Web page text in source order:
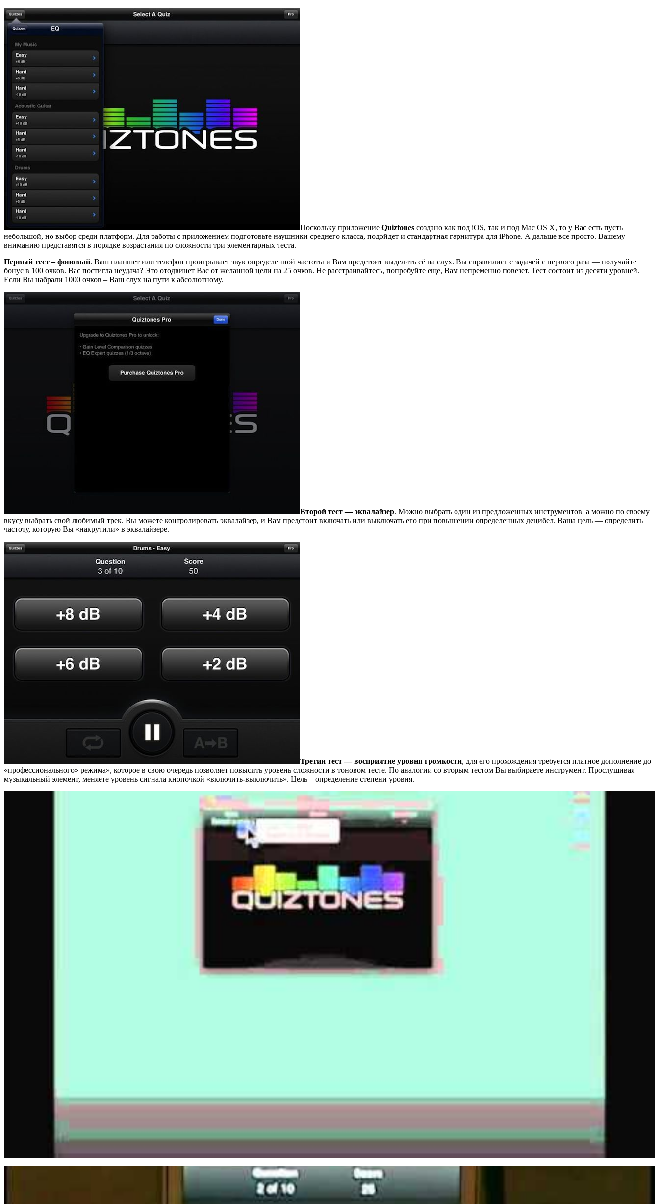
Поскольку приложение Quiztones создано как под iOS, так и под Mac OS X, то у Вас есть пусть
небольшой, но выбор среди платформ. Для работы с приложением подготовьте наушники среднего класса, подойдет и стандартная гарнитура для iPhone. А дальше все просто. Вашему
вниманию представятся в порядке возрастания по сложности три элементарных теста.
Первый тест – фоновый. Ваш планшет или телефон проигрывает звук определенной частоты и Вам предстоит выделить её на слух. Вы справились с задачей с первого раза — получайте
бонус в 100 очков. Вас постигла неудача? Это отодвинет Вас от желанной цели на 25 очков. Не расстраивайтесь, попробуйте еще, Вам непременно повезет. Тест состоит из десяти уровней.
Если Вы набрали 1000 очков – Ваш слух на пути к абсолютному.
Второй тест — эквалайзер. Можно выбрать один из предложенных инструментов, а можно по своему
вкусу выбрать свой любимый трек. Вы можете контролировать эквалайзер, и Вам предстоит включать или выключать его при повышении определенных децибел. Ваша цель — определить
частоту, которую Вы «накрутили» в эквалайзере.
Третий тест — восприятие уровня громкости, для его прохождения требуется платное дополнение до
«профессионального» режима», которое в свою очередь позволяет повысить уровень сложности в тоновом тесте. По аналогии со вторым тестом Вы выбираете инструмент. Прослушивая
музыкальный элемент, меняете уровень сигнала кнопочкой «включить-выключить». Цель – определение степени уровня.